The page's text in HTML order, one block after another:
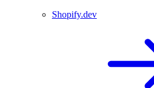
Shopify.dev